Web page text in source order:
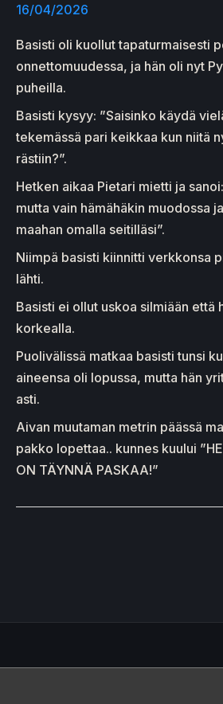
16/04/2026
Basisti oli kuollut tapaturmaisesti
onnettomuudessa, ja hän oli nyt
puheilla.
Basisti kysyy: ”Saisinko käydä
tekemässä pari keikkaa kun niitä
rästiin?”.
Hetken aikaa Pietari mietti ja
mutta vain hämähäkin muodossa
maahan omalla seitilläsi”.
Niimpä basisti kiinnitti verkkonsa
lähti.
Basisti ei ollut uskoa silmiään että
korkealla.
Puolivälissä matkaa basisti tunsi
aineensa oli lopussa, mutta hän
asti.
Aivan muutaman metrin päässä
pakko lopettaa.. kunnes kuului
ON TÄYNNÄ PASKAA!”